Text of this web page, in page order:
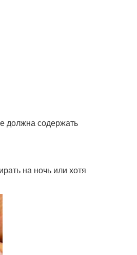
должна содержать
на ночь или хотя